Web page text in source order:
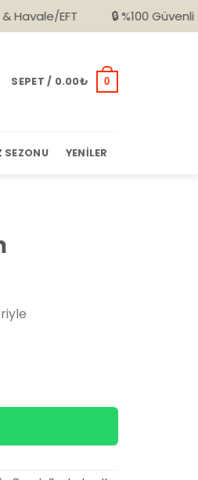
🔒 %100 Güvenli Alışveriş
SEPET / 0.00₺ 0
SEZONU YENILER